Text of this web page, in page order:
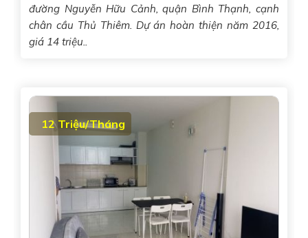
đường Nguyễn Hữu Cảnh, quận Bình Thạnh, cạnh
chân cầu Thủ Thiêm. Dự án hoàn thiện năm 2016,
giá 14 triệu..
12 Triệu/Tháng